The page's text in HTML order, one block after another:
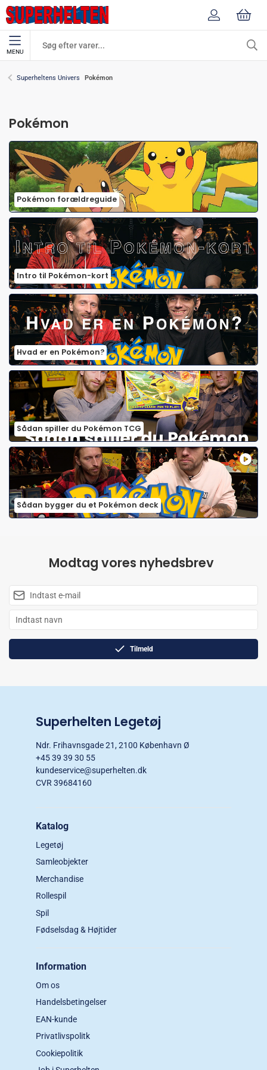
MENU
Superheltens Univers Pokémon
Pokémon
Pokémon forældreguide
Intro til Pokémon-kort
Hvad er en Pokémon?
Sådan spiller du Pokémon TCG
Sådan bygger du et Pokémon deck
Modtag vores nyhedsbrev
Tilmeld
Superhelten Legetøj
Ndr. Frihavnsgade 21, 2100 København Ø
+45 39 39 30 55
kundeservice@superhelten.dk
CVR 39684160
Katalog
Legetøj
Samleobjekter
Merchandise
Rollespil
Spil
Fødselsdag & Højtider
Information
Om os
Handelsbetingelser
EAN-kunde
Privatlivspolitk
Cookiepolitik